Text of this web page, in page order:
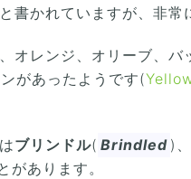
書かれていますが、非常
オレンジ、オリーブ、
があったようです(
ブリンドル( Brindled )、
があります。